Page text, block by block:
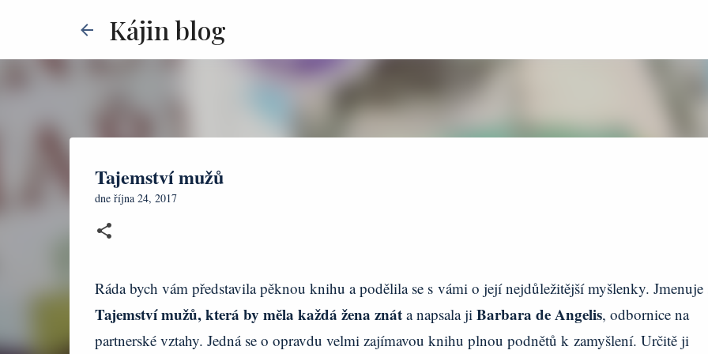
Kájin blog
Tajemství mužů
dne října 24, 2017
Ráda bych vám představila pěknou knihu a podělila se s vámi o její nejdůležitější myšlenky. Jmenuje
Tajemství mužů, která by měla každá žena znáta napsala jiBarbara de Angelis, odbornice na
partnerské vztahy. Jedná se o opravdu velmi zajímavou knihu plnou podnětů k zamyšlení. Určitě ji